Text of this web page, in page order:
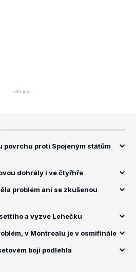
povrchu proti Spojeným státům
dohrály i ve čtyřhře
problém ani se zkušenou
a vyzve Lehečku
v Montrealu je v osmifinále
boji podlehla